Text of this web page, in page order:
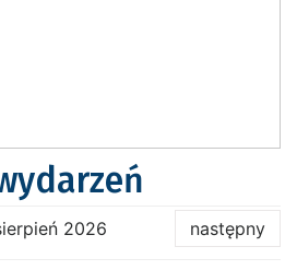
2026 następny